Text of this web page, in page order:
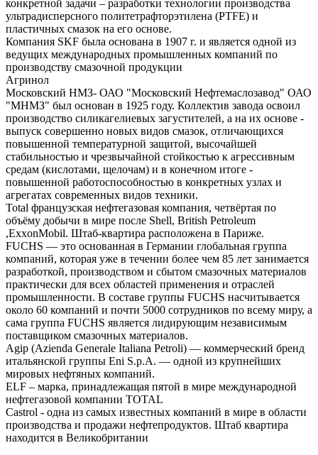
конкретной задачи – разработки технологии производства
ультрадисперсного политетрафторэтилена (PTFE) и
пластичных смазок на его основе.
Компания SKF была основана в 1907 г. и является одной из
ведущих международных промышленных компаний по
производству смазочной продукции
Агринол
Московский НМЗ- ОАО "Московский Нефтемаслозавод" ОАО
"МНМЗ" был основан в 1925 году. Коллектив завода освоил
производство силикагелиевых загустителей, а на их основе -
выпуск совершенно новых видов смазок, отличающихся
повышенной температурной защитой, высочайшей
стабильностью и чрезвычайной стойкостью к агрессивным
средам (кислотами, щелочам) и в конечном итоге -
повышенной работоспособностью в конкретных узлах и
агрегатах современных видов техники.
Total французская нефтегазовая компания, четвёртая по
объёму добычи в мире после Shell, British Petroleum
,ExxonMobil. Штаб-квартира расположена в Париже.
FUCHS — это основанная в Германии глобальная группа
компаний, которая уже в течении более чем 85 лет занимается
разработкой, производством и сбытом смазочных материалов
практически для всех областей применения и отраслей
промышленности. В составе группы FUCHS насчитывается
около 60 компаний и почти 5000 сотрудников по всему миру, а
сама группа FUCHS является лидирующим независимым
поставщиком смазочных материалов.
Agip (Azienda Generale Italiana Petroli) — коммерческий бренд
итальянской группы Eni S.p.A. — одной из крупнейших
мировых нефтяных компаний.
ELF – марка, принадлежащая пятой в мире международной
нефтегазовой компании TOTAL
Castrol - одна из самых известных компаний в мире в области
производства и продажи нефтепродуктов. Штаб квартира
находится в Великобритании